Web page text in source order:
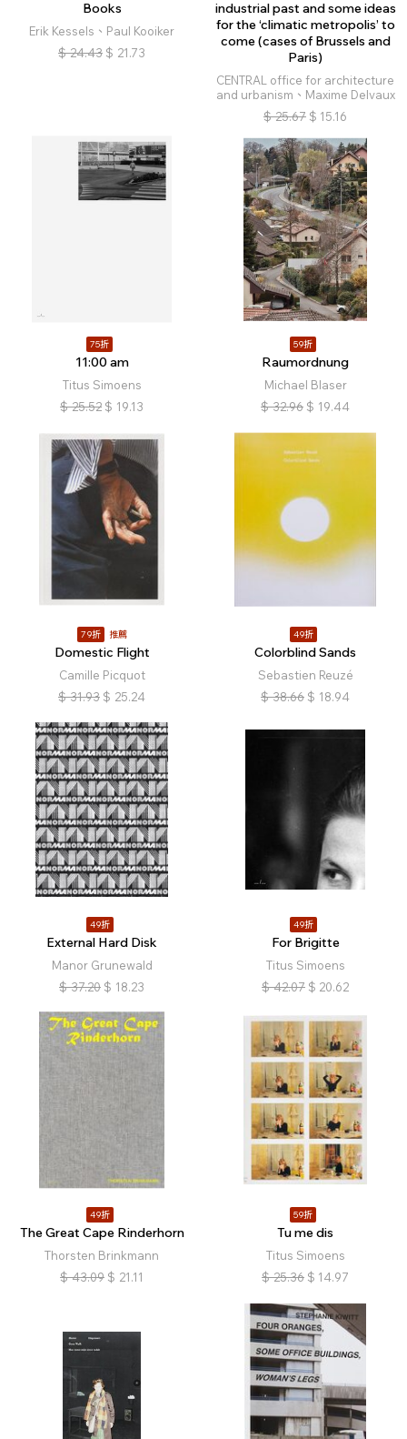
Books
Erik Kessels、Paul Kooiker
$ 24.43 $ 21.73
industrial past and some ideas
for the ‘climatic metropolis’ to
come (cases of Brussels and
Paris)
CENTRAL office for architecture
and urbanism、Maxime Delvaux
$ 25.67 $ 15.16
75折
11:00 am
Titus Simoens
$ 25.52 $ 19.13
59折
Raumordnung
Michael Blaser
$ 32.96 $ 19.44
79折 推薦
Domestic Flight
Camille Picquot
$ 31.93 $ 25.24
49折
Colorblind Sands
Sebastien Reuzé
$ 38.66 $ 18.94
49折
External Hard Disk
Manor Grunewald
$ 37.20 $ 18.23
49折
For Brigitte
Titus Simoens
$ 42.07 $ 20.62
49折
The Great Cape Rinderhorn
Thorsten Brinkmann
$ 43.09 $ 21.11
59折
Tu me dis
Titus Simoens
$ 25.36 $ 14.97